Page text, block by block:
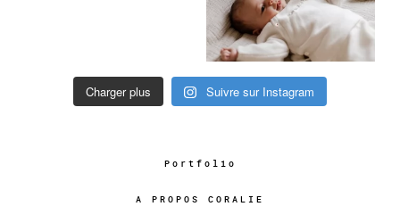
Charger plus Suivre sur Instagram
Portfolio
A PROPOS CORALIE